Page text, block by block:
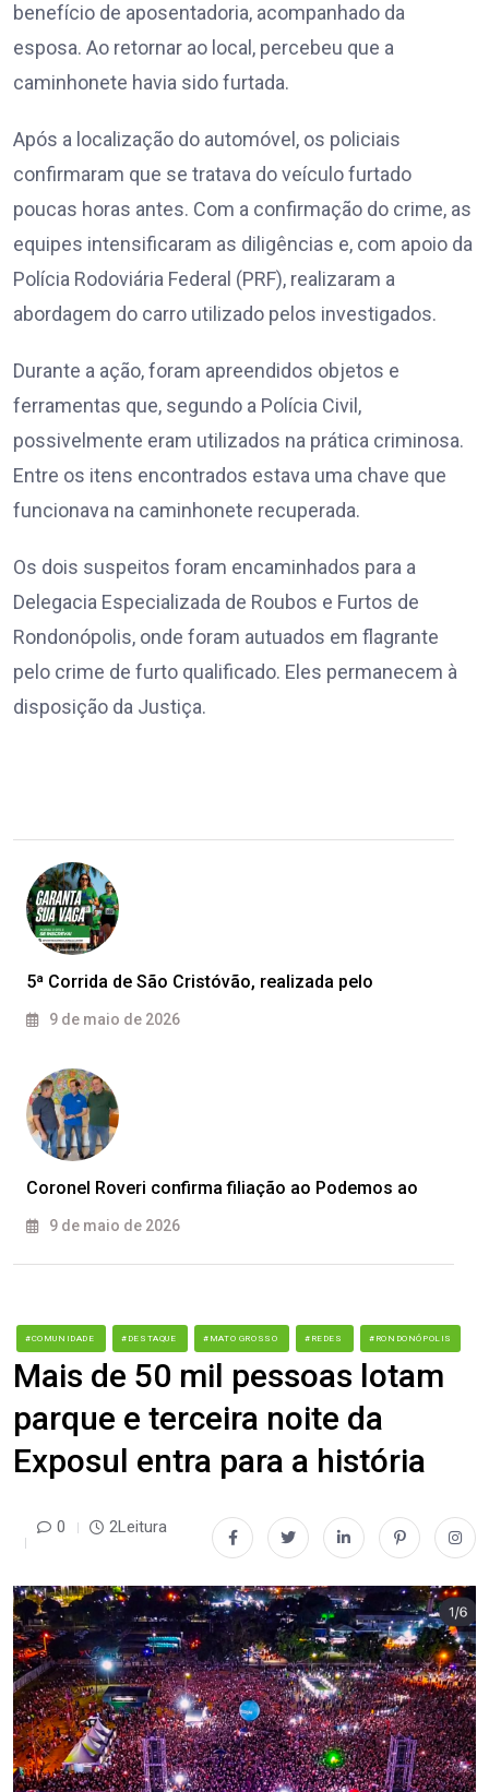
benefício de aposentadoria, acompanhado da
esposa. Ao retornar ao local, percebeu que a
caminhonete havia sido furtada.
Após a localização do automóvel, os policiais
confirmaram que se tratava do veículo furtado
poucas horas antes. Com a confirmação do crime, as
equipes intensificaram as diligências e, com apoio da
Polícia Rodoviária Federal (PRF), realizaram a
abordagem do carro utilizado pelos investigados.
Durante a ação, foram apreendidos objetos e
ferramentas que, segundo a Polícia Civil,
possivelmente eram utilizados na prática criminosa.
Entre os itens encontrados estava uma chave que
funcionava na caminhonete recuperada.
Os dois suspeitos foram encaminhados para a
Delegacia Especializada de Roubos e Furtos de
Rondonópolis, onde foram autuados em flagrante
pelo crime de furto qualificado. Eles permanecem à
disposição da Justiça.
5ª Corrida de São Cristóvão, realizada pelo
9 de maio de 2026
Coronel Roveri confirma filiação ao Podemos ao
9 de maio de 2026
#COMUNIDADE #DESTAQUE #MATO GROSSO #REDES #RONDONÓPOLIS
Mais de 50 mil pessoas lotam
parque e terceira noite da
Exposul entra para a história
0 2Leitura